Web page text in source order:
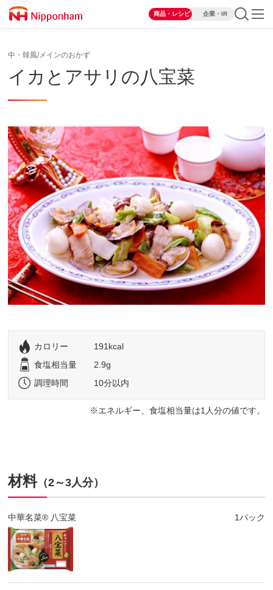
商品・レシピ 企業・IR
中・韓風/メインのおかず
イカとアサリの八宝菜
カロリー
191kcal
食塩相当量
2.9g
調理時間
10分以内
エネルギー、食塩相当量は1人分の値です。
材料（2～3人分）
中華名菜® 八宝菜 1パック